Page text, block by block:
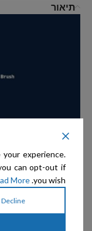
תיאור
experience.
can opt-out if
you wish.
More
Decline